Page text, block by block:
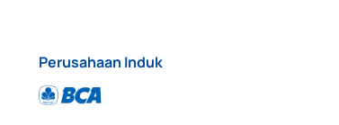
Perusahaan Induk